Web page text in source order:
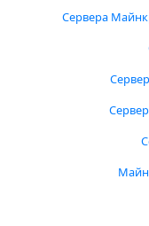
Сервера